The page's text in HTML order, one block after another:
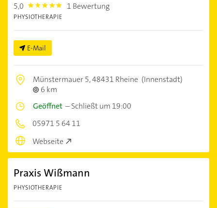
5,0 5.0 1 Bewertung
PHYSIOTHERAPIE
E-Mail
Münstermauer 5,48431 Rheine (Innenstadt)
6 km
Geöffnet –Schließt um 19:00
05971 5 64 11
Webseite
Praxis Wißmann
PHYSIOTHERAPIE